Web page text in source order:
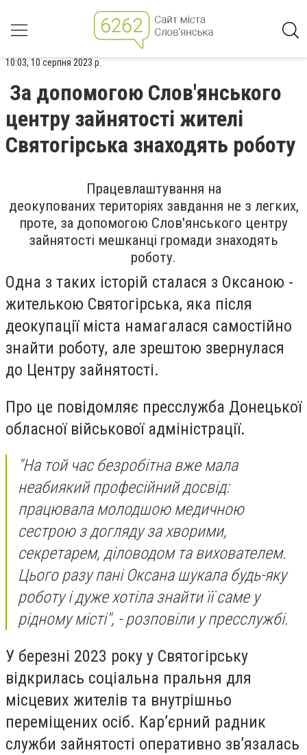
10:03, 10 серпня 2023 р.
За допомогою Слов'янського
центру зайнятості жителі
Святогірська знаходять роботу
Працевлаштування на
деокупованих територіяхзавдання не з легких,
проте, за допомогою Слов'янського центру
зайнятості мешканці громади знаходять
роботу.
Одна з таких історій сталася з Оксаною -
жителькою Святогірська, яка після
деокупації міста намагалася самостійно
знайти роботу, але зрештою звернулася
до Центру зайнятості.
Про це повідомляє пресслужба Донецької
обласної військової адміністрації.
"На той час безробітна вже мала
неабиякий професійний досвід:
працювала молодшою медичною
сестрою з догляду за хворими,
секретарем, діловодом та вихователем.
Цього разу пані Оксана шукала будь-яку
роботу і дуже хотіла знайти її саме у
рідному місті", - розповіли у пресслужбі.
У березні 2023 року у Святогірську
відкрилась соціальна пральня для
місцевих жителів та внутрішньо
переміщених осіб. Кар’єрний радник
служби зайнятості оперативно зв’язалась